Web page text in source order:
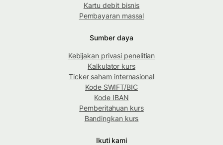
Kartu debit bisnis
Pembayaran massal
Sumber daya
Kebijakan privasi penelitian
Kalkulator kurs
Ticker saham internasional
Kode SWIFT/BIC
Kode IBAN
Pemberitahuan kurs
Bandingkan kurs
Ikuti kami